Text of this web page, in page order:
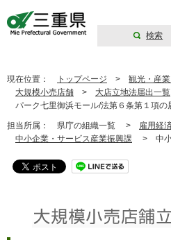
検索
現在位置： トップページ > 観光・産
大規模小売店舗 > 大店立地法届出一覧
パーク七里御浜モール/法第６条第１項の
担当所属： 県庁の組織一覧 > 雇用経
中小企業・サービス産業振興課 > 中